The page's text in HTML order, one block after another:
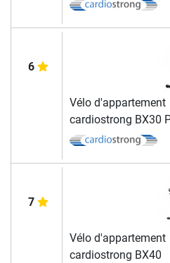
6
Vélo d'appartement
cardiostrong BX30
7
Vélo d'appartement
cardiostrong BX40